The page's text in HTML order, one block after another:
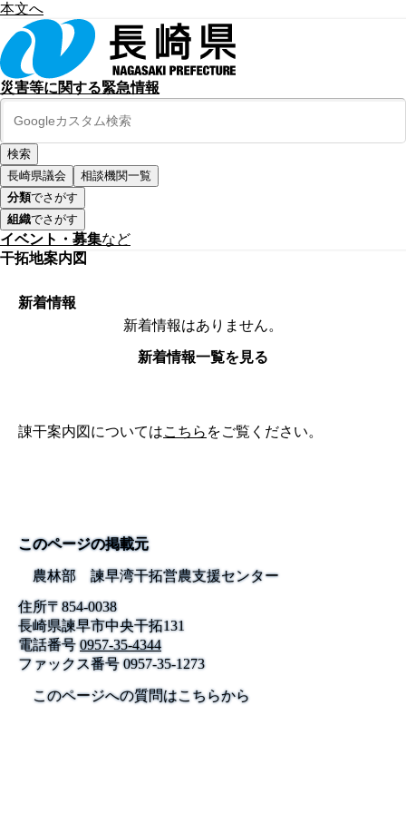
本文へ
災害等に関する緊急情報
長崎県議会
相談機関一覧
分類でさがす
組織でさがす
イベント・募集など
干拓地案内図
新着情報
新着情報はありません。
新着情報一覧を見る
諌干案内図についてはこちら をご覧ください。
このページの掲載元
農林部 諫早湾干拓営農支援センター
住所〒854-0038
長崎県諫早市中央干拓131
電話番号 0957-35-4344
ファックス番号0957-35-1273
このページへの質問はこちらから